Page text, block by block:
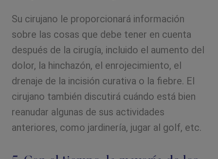
Su cirujano le proporcionará información
sobre las cosas que debe tener en cuenta
después de la cirugía, incluido el aumento del
dolor, la hinchazón, el enrojecimiento, el
drenaje de la incisión curativa o la fiebre. El
cirujano también discutirá cuándo está bien
reanudar algunas de sus actividades
anteriores, como jardinería, jugar al golf, etc.